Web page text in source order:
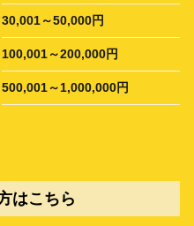
30,001～50,000円
100,001～200,000円
500,001～1,000,000円
はこちら